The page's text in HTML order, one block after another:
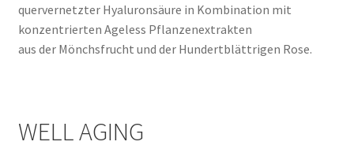
quervernetzter Hyaluronsäure in Kombination mit
konzentrierten Ageless Pflanzenextrakten
aus der Mönchsfrucht und der Hundertblättrigen Rose.
WELL AGING